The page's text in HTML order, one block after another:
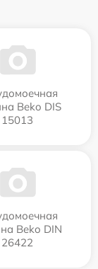
Beko DIS
15013
Beko DIN
26422